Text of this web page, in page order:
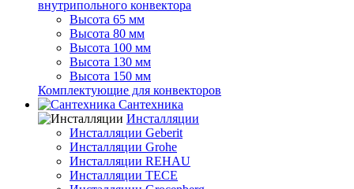
внутрипольного конвектора
Высота 65 мм
Высота 80 мм
Высота 100 мм
Высота 130 мм
Высота 150 мм
Комплектующие для конвекторов
Сантехника
Инсталляции
Инсталляции Geberit
Инсталляции Grohe
Инсталляции REHAU
Инсталляции TECE